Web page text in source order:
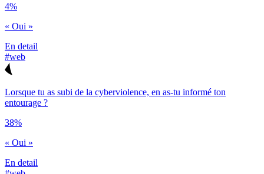
4%
« Oui »
En detail
#web
Lorsque tu as subi de la cyberviolence, en as-tu informé ton
entourage ?
38%
« Oui »
En detail